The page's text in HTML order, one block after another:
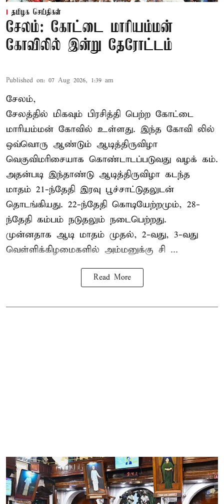
தமிழக செய்திகள்
சேலம்: கோட்டை மாரியம்மன்
கோவிலில் இன்று தேரோட்டம்
Published on: 07 Aug 2026, 1:39 am
சேலம்,
சேலத்தில் மிகவும் பிரசித்தி பெற்ற கோட்டை
மாரியம்மன் கோவில் உள்ளது. இந்த கோவி லில்
ஒவ்வொரு ஆண்டும் ஆடித்திருவிழா
வெகுவிமரிசையாக கொண்டாடப்படுவது வழக் கம்.
அதன்படி இந்தாண்டு ஆடித்திருவிழா கடந்த
மாதம் 21-ந்தேதி இரவு பூச்சாட்டுதலுடன்
தொடங்கியது. 22-ந்தேதி கொடியேற்றமும், 28-
ந்தேதி கம்பம் நடுதலும் நடைபெற்றது.
முன்னதாக ஆடி மாதம் முதல், 2-வது, 3-வது
வெள்ளிக்கிழமைகளில் அம்மனுக்கு சி ...
Read More